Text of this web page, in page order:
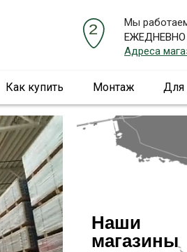
Мы
ЕЖЕДНЕВНО
Адреса
Как купить Монтаж Для
Наши
магазины